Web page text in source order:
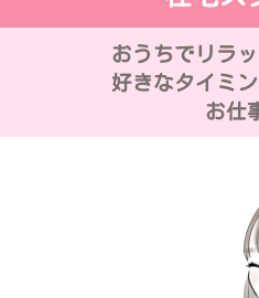
おうちでリラ
好きなタイミ
お仕